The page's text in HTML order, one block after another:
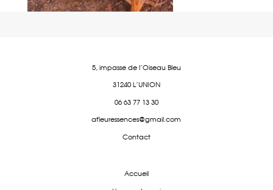
5, impasse de l'Oiseau Bleu
31240 L'UNION
06 63 77 13 30
afleuressences@gmail.com
Contact
Accueil